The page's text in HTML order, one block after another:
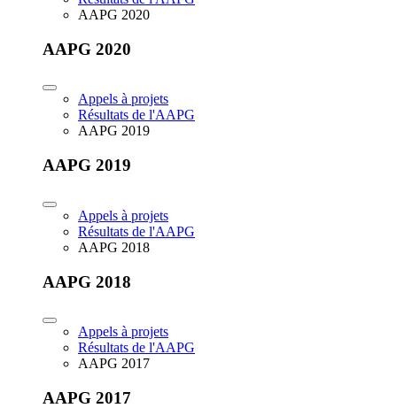
AAPG 2020
AAPG 2020
Appels à projets
Résultats de l'AAPG
AAPG 2019
AAPG 2019
Appels à projets
Résultats de l'AAPG
AAPG 2018
AAPG 2018
Appels à projets
Résultats de l'AAPG
AAPG 2017
AAPG 2017